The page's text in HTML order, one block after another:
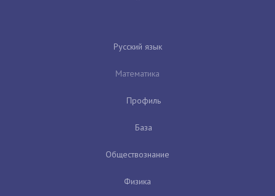
Русский язык
Математика
Профиль
База
Обществознание
Физика